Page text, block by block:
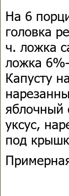
На 6
головка
ч. ложка
ложка
Капусту
яблочный
уксус,
под